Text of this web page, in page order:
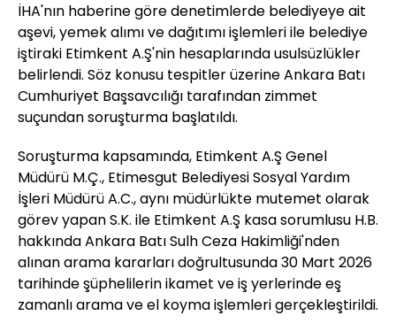
İHA'nın haberine göre denetimlerde belediyeye ait
aşevi, yemek alımı ve dağıtımı işlemleri ile belediye
iştiraki Etimkent A.Ş'nin hesaplarında usulsüzlükler
belirlendi. Söz konusu tespitler üzerine Ankara Batı
Cumhuriyet Başsavcılığı tarafından zimmet
suçundan soruşturma başlatıldı.
Soruşturma kapsamında, Etimkent A.Ş Genel
Müdürü M.Ç., Etimesgut Belediyesi Sosyal Yardım
İşleri Müdürü A.C., aynı müdürlükte mutemet olarak
görev yapan S.K. ile Etimkent A.Ş kasa sorumlusu H.B.
hakkında Ankara Batı Sulh Ceza Hakimliği'nden
alınan arama kararları doğrultusunda 30 Mart 2026
tarihinde şüphelilerin ikamet ve iş yerlerinde eş
zamanlı arama ve el koyma işlemleri gerçekleştirildi.